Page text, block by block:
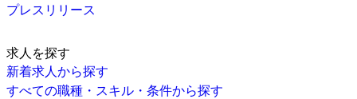
プレスリリース
求人を探す
新着求人から探す
すべての職種・スキル・条件から探す